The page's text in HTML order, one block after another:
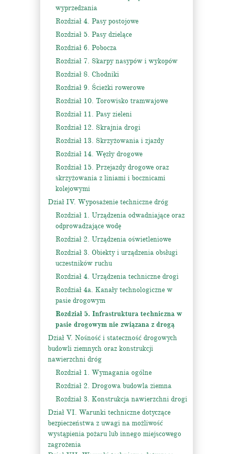
wyprzedzania
Rozdział 4. Pasy postojowe
Rozdział 5. Pasy dzielące
Rozdział 6. Pobocza
Rozdział 7. Skarpy nasypów i wykopów
Rozdział 8. Chodniki
Rozdział 9. Ścieżki rowerowe
Rozdział 10. Torowisko tramwajowe
Rozdział 11. Pasy zieleni
Rozdział 12. Skrajnia drogi
Rozdział 13. Skrzyżowania i zjazdy
Rozdział 14. Węzły drogowe
Rozdział 15. Przejazdy drogowe oraz
skrzyżowania z liniami i bocznicami
kolejowymi
Dział IV. Wyposażenie techniczne dróg
Rozdział 1. Urządzenia odwadniające oraz
odprowadzające wodę
Rozdział 2. Urządzenia oświetleniowe
Rozdział 3. Obiekty i urządzenia obsługi
uczestników ruchu
Rozdział 4. Urządzenia techniczne drogi
Rozdział 4a. Kanały technologiczne w
pasie drogowym
Rozdział 5. Infrastruktura techniczna w
pasie drogowym nie związana z drogą
Dział V. Nośność i stateczność drogowych
budowli ziemnych oraz konstrukcji
nawierzchni dróg
Rozdział 1. Wymagania ogólne
Rozdział 2. Drogowa budowla ziemna
Rozdział 3. Konstrukcja nawierzchni drogi
Dział VI. Warunki techniczne dotyczące
bezpieczeństwa z uwagi na możliwość
wystąpienia pożaru lub innego miejscowego
zagrożenia